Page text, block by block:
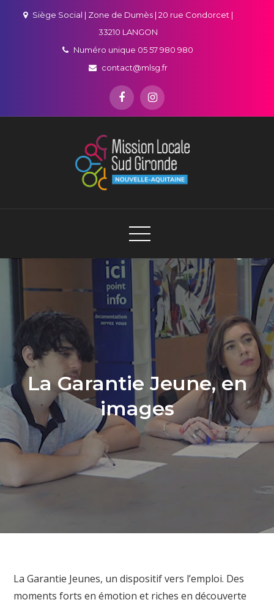
Siège Social | Zone de Dumès | 20 rue Condorcet |
33210 LANGON
Numéro unique 05 57 980 980
contact@mlsg.fr
La Garantie Jeune, en
images
La Garantie Jeunes, un dispositif vers l’emploi. Des
moments forts en émotion et riches en découverte